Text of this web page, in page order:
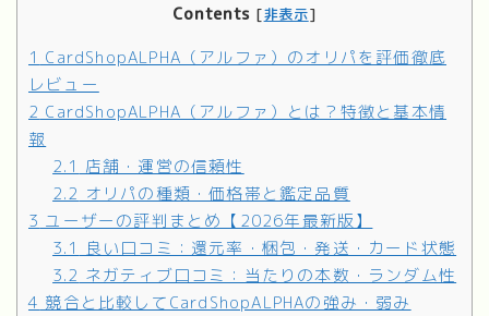
Contents [非表示]
1 CardShopALPHA（アルファ）のオリパを評価徹底
レビュー
2 CardShopALPHA（アルファ）とは？特徴と基本情
報
2.1 店舗・運営の信頼性
2.2 オリパの種類・価格帯と鑑定品質
3 ユーザーの評判まとめ【2026年最新版】
3.1
良い口コミ：還元率・梱包・発送・カード状態
3.2 ネガティブ口コミ：当たりの本数・ランダム性
4 競合と比較してCardShopALPHAの強み・弱み